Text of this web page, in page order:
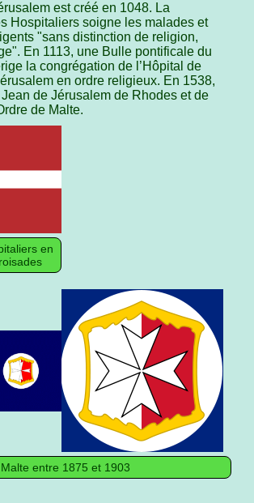
est créé en 1048. La
Hospitaliers soigne les malades et
"sans distinction de religion,
En 1113, une Bulle pontificale du
la congrégation de l’Hôpital de
en ordre religieux. En 1538,
Jean de Jérusalem de Rhodes et de
de Malte.
en
Malte entre 1875 et 1903